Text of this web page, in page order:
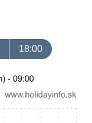
18:00